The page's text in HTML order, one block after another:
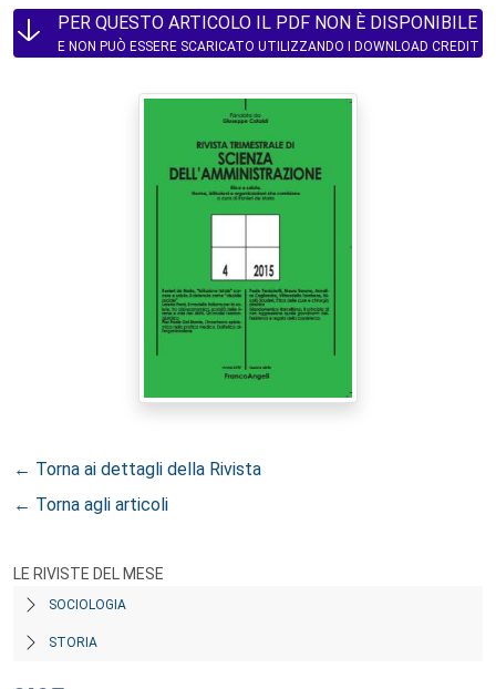
PER QUESTO ARTICOLO IL PDF NON È DISPONIBILE
E NON PUÒ ESSERE SCARICATO UTILIZZANDO I DOWNLOAD CREDIT
← Torna ai dettagli della Rivista
← Torna agli articoli
LE RIVISTE DEL MESE
SOCIOLOGIA
STORIA